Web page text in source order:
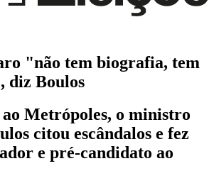
"não tem biografia, tem
diz Boulos
Metrópoles, o ministro
citou escândalos e fez
e pré-candidato ao